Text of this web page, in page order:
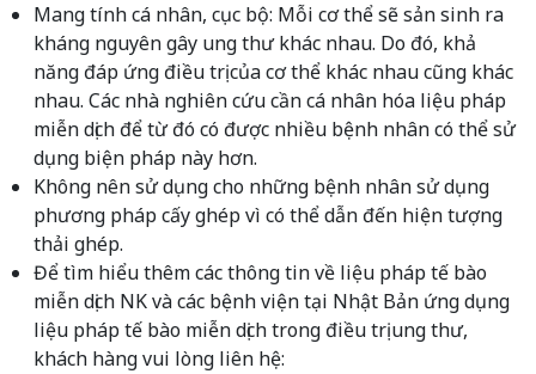
Mang tính cá nhân, cục bộ: Mỗi cơ thể sẽ sản sinh ra
kháng nguyên gây ung thư khác nhau. Do đó, khả
năng đáp ứng điều trị của cơ thể khác nhau cũng khác
nhau. Các nhà nghiên cứu cần cá nhân hóa liệu pháp
miễn dịch để từ đó có được nhiều bệnh nhân có thể sử
dụng biện pháp này hơn.
Không nên sử dụng cho những bệnh nhân sử dụng
phương pháp cấy ghép vì có thể dẫn đến hiện tượng
thải ghép.
Để tìm hiểu thêm các thông tin về liệu pháp tế bào
miễn dịch NK và các bệnh viện tại Nhật Bản ứng dụng
liệu pháp tế bào miễn dịch trong điều trị ung thư,
khách hàng vui lòng liên hệ: